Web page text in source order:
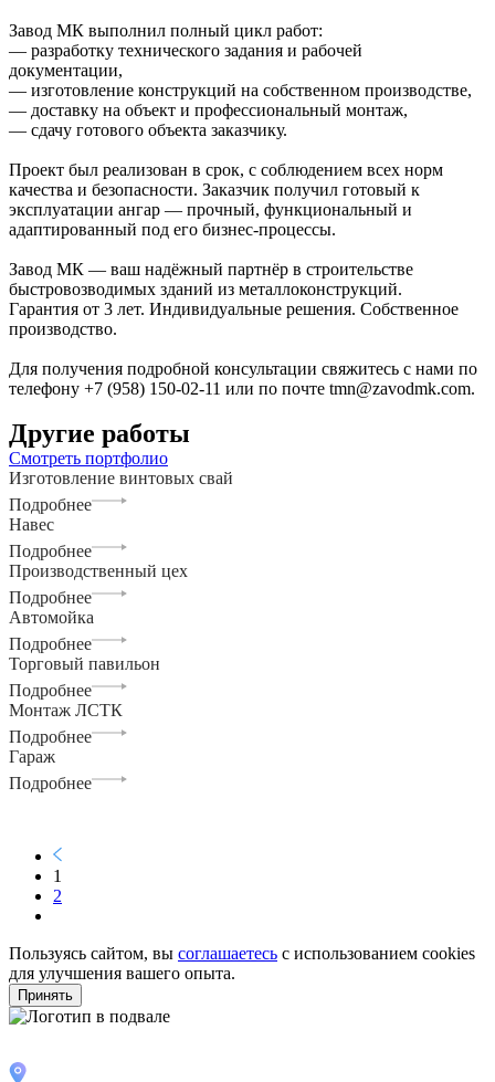
Завод МК выполнил полный цикл работ:
— разработку технического задания и рабочей
документации,
— изготовление конструкций на собственном производстве,
— доставку на объект и профессиональный монтаж,
— сдачу готового объекта заказчику.
Проект был реализован в срок, с соблюдением всех норм
качества и безопасности. Заказчик получил готовый к
эксплуатации ангар — прочный, функциональный и
адаптированный под его бизнес-процессы.
Завод МК — ваш надёжный партнёр в строительстве
быстровозводимых зданий из металлоконструкций.
Гарантия от 3 лет. Индивидуальные решения. Собственное
производство.
Для получения подробной консультации свяжитесь с нами по
телефону +7 (958) 150-02-11 или по почте tmn@zavodmk.com.
Другие работы
Смотреть портфолио
Изготовление винтовых свай
Подробнее
Навес
Подробнее
Производственный цех
Подробнее
Автомойка
Подробнее
Торговый павильон
Подробнее
Монтаж ЛСТК
Подробнее
Гараж
Подробнее
1
2
Пользуясь сайтом, вы соглашаетесь с использованием cookies
для улучшения вашего опыта.
Принять